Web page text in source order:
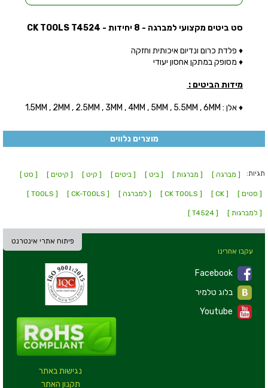
סט ביטים מקצועי למברגה - 8 יחידות - CK TOOLS T4524
♦ פלדת כרום ונדיום איכותית וחזקה
♦ מסופק במתקן אחסון יעודי
מידות הביטים :
♦ אלן : 1.5MM , 2MM , 2.5MM , 3MM , 4MM , 5MM , 5.5MM , 6MM
מוצרים נלווים
תגיות: [ מברגה ] [ מברגות ] [ ביט ] [ ביטים ] [ קיט ] [ קיטים ] [ סט ]
[ סטים ] [ CK ]
[ CK TOOLS ] [ למברגה ] [ CK-TOOLS ]
[ TOOLS ]
[ למברגות ] [ T4524 ]
פיתוח אתרי אינטרנט
נגישות באתר
תקנון האתר
עקבו אחרינו
Facebook
Youtube